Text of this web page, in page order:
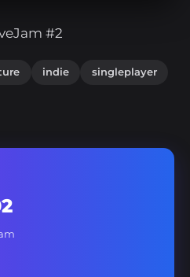
#2
indie
singleplayer